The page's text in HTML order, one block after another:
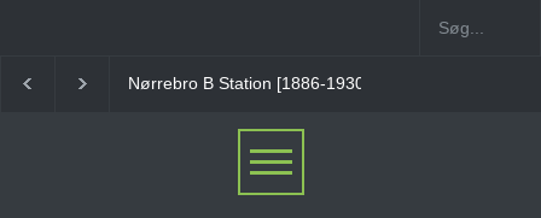
Nørrebro A Station [1886-1930]